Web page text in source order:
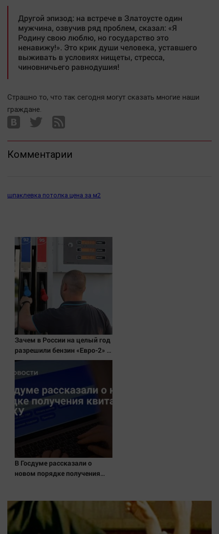
Другой эпизод: на встрече в Златоусте один
мужчина, озвучив ряд проблем, сказал: «Я
Родину свою люблю, но государство это
ненавижу!». Это крик души человека, уставшего
выживать в условиях нищеты, стресса,
чиновничьего равнодушия!
Страшно то, что так сегодня могут сказать многие наши
граждане.
Комментарии
шпаклевка потолка цена за м2
Зачем в России на целый год
разрешили бензин «Евро-2» и
«Евро-3»
В Госдуме рассказали о
новом порядке получения